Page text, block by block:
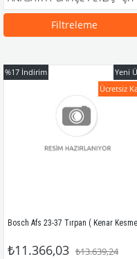
Filtreleme
₺11.366,03 ₺13.639,24
%17 İndirim
Ücretsiz
Yeni